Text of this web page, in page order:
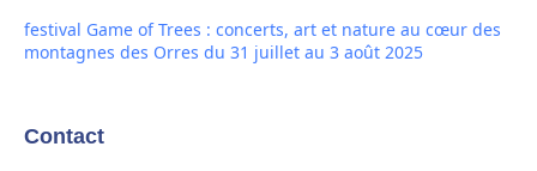
festival Game of Trees : concerts, art et nature au cœur des
montagnes des Orres du 31 juillet au 3 août 2025
Contact